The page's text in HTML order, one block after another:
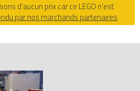
d'aucun prix car ce LEGO n'est
par nos marchands partenaires